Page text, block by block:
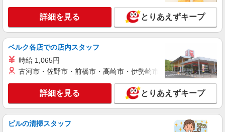
詳細を見る とりあえずキープ
ベルク各店での店内スタッフ
時給 1,065円
古河市・佐野市・前橋市・高崎市・伊勢崎市・太田市・館林市
詳細を見る とりあえずキープ
ビルの清掃スタッフ